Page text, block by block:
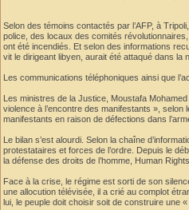
Selon des témoins contactés par l’AFP, à
police, des locaux des comités
ont été incendiés. Et selon des informations
vit le dirigeant libyen, aurait été attaqué dans la
Les communications téléphoniques ainsi que
Les ministres de la Justice, Moustafa
violence à l’encontre des manifestants »,
manifestants en raison de défections dans
Le bilan s’est alourdi. Selon la chaîne
protestataires et forces de l’ordre. Depuis le
la défense des droits de l’homme, Human
Face à la crise, le régime est sorti de son
une allocution télévisée, il a crié au complot
lui, le peuple doit choisir soit de construire une